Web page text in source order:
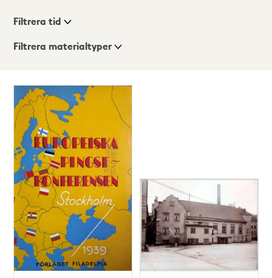
Visningsläge
Lista
Karta
Filtrera tid
Filtrera materialtyper
träffar